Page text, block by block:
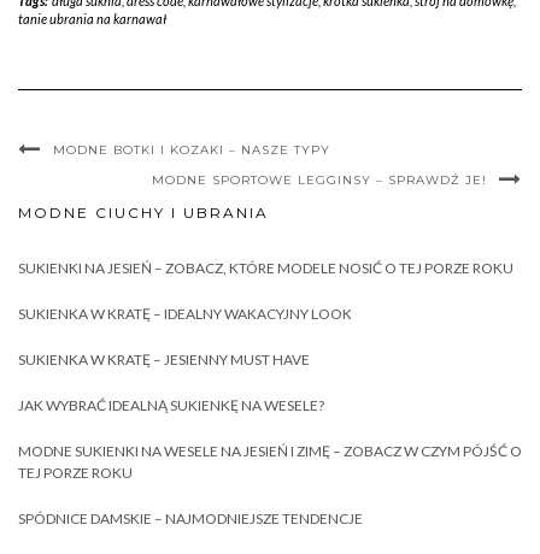
tanie ubrania na karnawał
MODNE BOTKI I KOZAKI – NASZE TYPY
MODNE SPORTOWE LEGGINSY – SPRAWDŹ JE!
MODNE CIUCHY I UBRANIA
SUKIENKI NA JESIEŃ – ZOBACZ, KTÓRE MODELE NOSIĆ O TEJ PORZE ROKU
SUKIENKA W KRATĘ – IDEALNY WAKACYJNY LOOK
SUKIENKA W KRATĘ – JESIENNY MUST HAVE
JAK WYBRAĆ IDEALNĄ SUKIENKĘ NA WESELE?
MODNE SUKIENKI NA WESELE NA JESIEŃ I ZIMĘ – ZOBACZ W CZYM PÓJŚĆ O
TEJ PORZE ROKU
SPÓDNICE DAMSKIE – NAJMODNIEJSZE TENDENCJE